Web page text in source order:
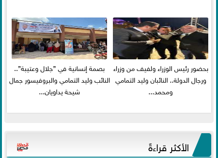
بحضور رئيس الوزراء ولفيف من وزراء
ورجال الدولة.. النائبان وليد التمامي
ومحمد...
بصمة إنسانية في ”جلال وعتيبة”..
النائب وليد التمامي والبروفيسور جمال
شيحة يداويان...
الأكثر قراءةً